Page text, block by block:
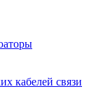
кабелей связи